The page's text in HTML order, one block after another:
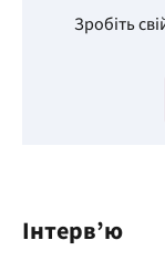
Зробіть
Інтерв’ю